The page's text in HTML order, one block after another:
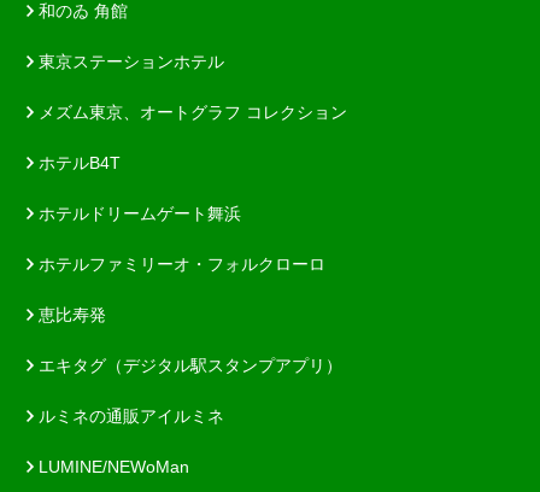
和のゐ 角館
東京ステーションホテル
メズム東京、オートグラフ コレクション
ホテルB4T
ホテルドリームゲート舞浜
ホテルファミリーオ・フォルクローロ
恵比寿発
エキタグ（デジタル駅スタンプアプリ）
ルミネの通販アイルミネ
LUMINE/NEWoMan